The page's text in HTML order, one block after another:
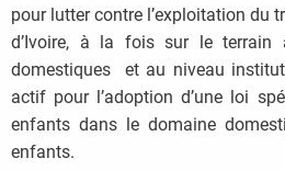
pour lutter contre l’exploitation du
d’Ivoire, à la fois sur le terrain
domestiques et au niveau
actif pour l’adoption d’une loi
enfants dans le domaine
enfants.